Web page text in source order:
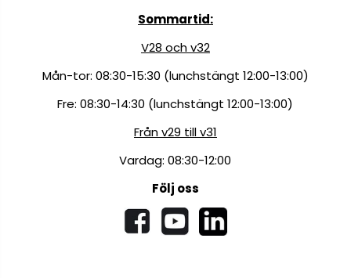
Sommartid:
V28 och v32
Mån-tor: 08:30-15:30 (lunchstängt 12:00-13:00)
Fre: 08:30-14:30 (lunchstängt 12:00-13:00)
Från v29 till v31
Vardag: 08:30-12:00
Följ oss